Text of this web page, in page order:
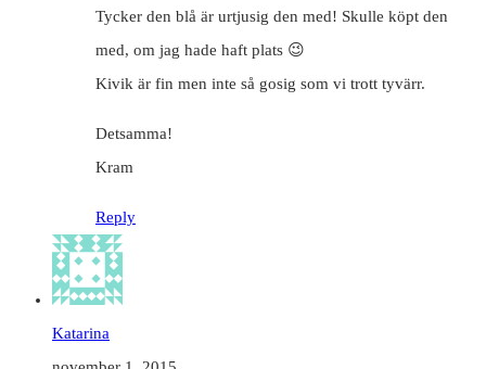
Tycker den blå är urtjusig den med! Skulle köpt den
med, om jag hade haft plats 😉
Kivik är fin men inte så gosig som vi trott tyvärr.
Detsamma!
Kram
Reply
Katarina